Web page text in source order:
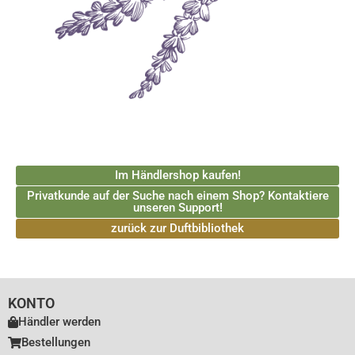
Im Händlershop kaufen!
Privatkunde auf der Suche nach einem Shop? Kontaktiere
unseren Support!
zurück zur Duftbibliothek
KONTO
Händler werden
Bestellungen